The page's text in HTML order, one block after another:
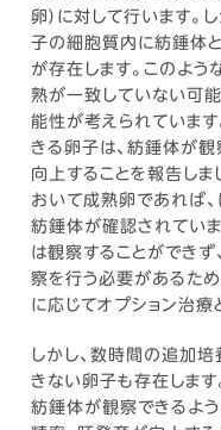
卵）に対して行います。
子の細胞質内に紡錘体
が存在します。このよ
熟が一致していない可
能性が考えられていま
きる卵子は、紡錘体が
向上することを報告しま
おいて成熟卵であれば
紡錘体が確認されてい
は観察することができず
察を行う必要があるため
に応じてオプション治療
しかし、数時間の追加
きない卵子も存在します
紡錘体が観察できるよ